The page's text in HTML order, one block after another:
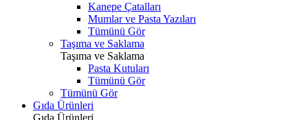
Kanepe Çatalları
Mumlar ve Pasta Yazıları
Tümünü Gör
Taşıma ve Saklama
Taşıma ve Saklama
Pasta Kutuları
Tümünü Gör
Tümünü Gör
Gıda Ürünleri
Gıda Ürünleri